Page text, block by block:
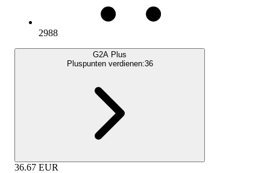
2988
G2A Plus
Pluspunten verdienen:36
36.67 EUR